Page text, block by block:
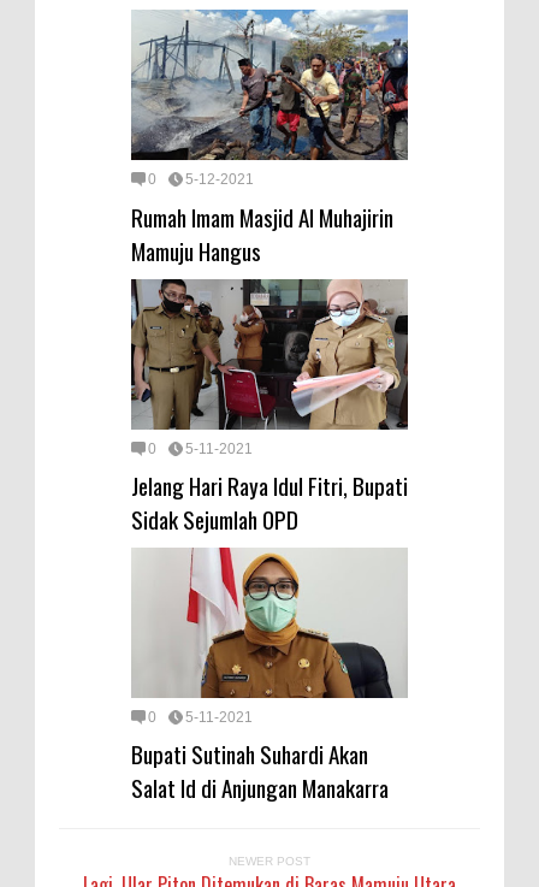
0 5-12-2021
Rumah Imam Masjid Al Muhajirin
Mamuju Hangus
0 5-11-2021
Jelang Hari Raya Idul Fitri, Bupati
Sidak Sejumlah OPD
0 5-11-2021
Bupati Sutinah Suhardi Akan
Salat Id di Anjungan Manakarra
NEWER POST